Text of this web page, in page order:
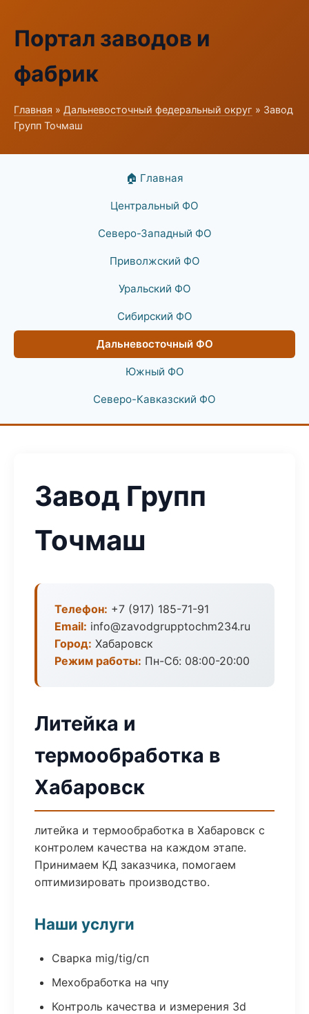
Портал заводов и
фабрик
Главная » Дальневосточный федеральный округ » Завод
Групп Точмаш
🏠 Главная
Центральный ФО
Северо-Западный ФО
Приволжский ФО
Уральский ФО
Сибирский ФО
Дальневосточный ФО
Южный ФО
Северо-Кавказский ФО
Завод Групп
Точмаш
Телефон: +7 (917) 185-71-91
Email: info@zavodgrupptochm234.ru
Город: Хабаровск
Режим работы: Пн-Сб: 08:00-20:00
Литейка и
термообработка в
Хабаровск
литейка и термообработка в Хабаровск с
контролем качества на каждом этапе.
Принимаем КД заказчика, помогаем
оптимизировать производство.
Наши услуги
Сварка mig/tig/сп
Мехобработка на чпу
Контроль качества и измерения 3d